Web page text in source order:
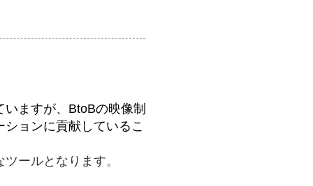
ますが、BtoBの映像制
ョンに貢献しているこ
ールとなります。